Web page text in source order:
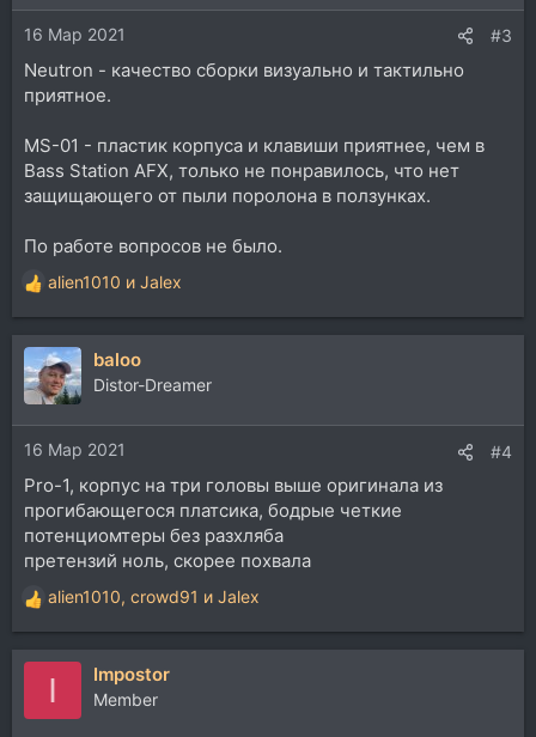
и
:16 Мар 2021 #3
Neutron - качество сборки визуально и тактильно
приятное.
MS-01 - пластик корпуса и клавиши приятнее, чем в
Bass Station AFX, только не понравилось, что нет
защищающего от пыли поролона в ползунках.
По работе вопросов не было.
Р
е
а
к
ц
и
и
:
alien1010 и Jalex
baloo
Distor-Dreamer
16 Мар 2021 #4
Pro-1, корпус на три головы выше оригинала из
прогибающегося платсика, бодрые четкие
потенциомтеры без разхляба
претензий ноль, скорее похвала
Р
е
а
и
alien1010, crowd91 и Jalex
I Impostor
Member